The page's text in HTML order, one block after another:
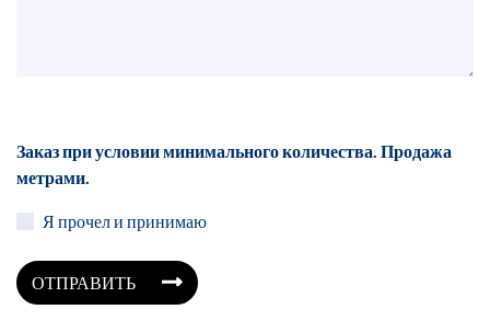
Заказ при условии минимального количества. Продажа
метрами.
Я прочел и принимаю
ОТПРАВИТЬ